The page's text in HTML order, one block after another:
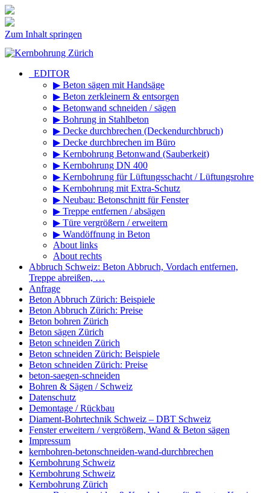
Zum Inhalt springen
_EDITOR
▶ Beton sägen mit Handsäge
▶ Beton zerkleinern & entsorgen
▶ Betonwand schneiden / sägen
▶ Bohrung in Stahlbeton
▶ Decke durchbrechen (Deckendurchbruch)
▶ Decke durchbrechen im Büro
▶ Kernbohrung Betonwand (Sauberkeit)
▶ Kernbohrung DN 400
▶ Kernbohrung für Lüftungsschacht / Lüftungsrohre
▶ Kernbohrung mit Extra-Schutz
▶ Neubau: Betonschnitt für Fenster
▶ Treppe entfernen / absägen
▶ Türe vergrößern / erweitern
▶ Wandöffnung in Beton
About links
About rechts
Abbruch Schweiz: Beton Abbruch, Vordach entfernen,
Treppe abreißen, …
Anfrage
Beton Abbruch Zürich: Beispiele
Beton Abbruch Zürich: Preise
Beton bohren Zürich
Beton sägen Zürich
Beton schneiden Zürich
Beton schneiden Zürich: Beispiele
Beton schneiden Zürich: Preise
beton-saegen-schneiden
Bohren & Sägen / Schweiz
Datenschutz
Demontage / Rückbau
Diament-Bohrtechnik Schweiz – DBT Schweiz
Fenster erweitern / vergrößern, Wand & Beton sägen
Impressum
kernbohren-betonschneiden-wand-durchbrechen
Kernbohrung Schweiz
Kernbohrung Schweiz
Kernbohrung Zürich